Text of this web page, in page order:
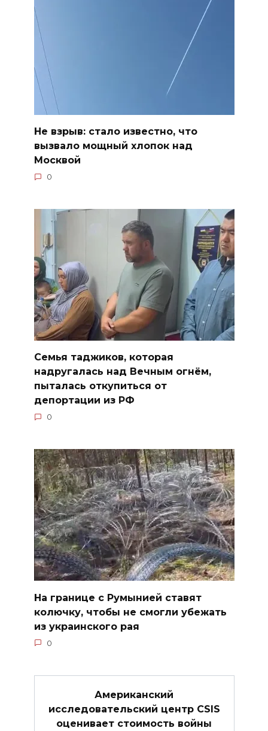
Не взрыв: стало известно, что
вызвало мощный хлопок над
Москвой
0
Семья таджиков, которая
надругалась над Вечным огнём,
пыталась откупиться от
депортации из РФ
0
На границе с Румынией ставят
колючку, чтобы не смогли убежать
из украинского рая
0
Американский
исследовательский центр CSIS
оценивает стоимость войны